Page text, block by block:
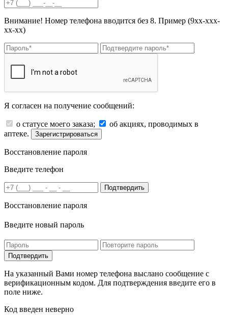
Внимание! Номер телефона вводится без 8. Пример (9хх-ххх-
хх-хх)
Я согласен на получение сообщений:
о статусе моего заказа;
об акциях, проводимых в
аптеке.
Зарегистрироваться
Восстановление пароля
Введите телефон
Подтвердить
Восстановление пароля
Введите новый пароль
На указанный Вами номер телефона выслано сообщение с
верификационным кодом. Для подтверждения введите его в
поле ниже.
Код введен неверно